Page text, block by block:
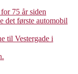
75 år siden
det første automobil
til Vestergade i